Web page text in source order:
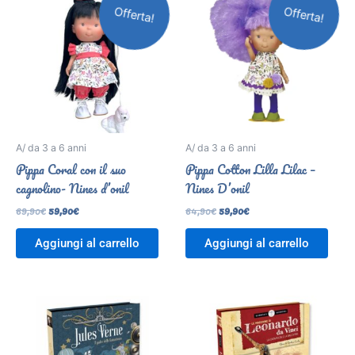
Offerta!
A/ da 3 a 6 anni
Pippa Coral con il suo
cagnolino- Nines d’onil
69,90€
originale
69,90€.
59,90€
attuale
è:
59,90€.
Aggiungi al carrello
Offerta!
A/ da 3 a 6 anni
Pippa Cotton Lilla Lilac –
Nines D’onil
64,90€
originale
era:
64,90€.
59,90€
attuale
è:
59,90€.
Aggiungi al carrello